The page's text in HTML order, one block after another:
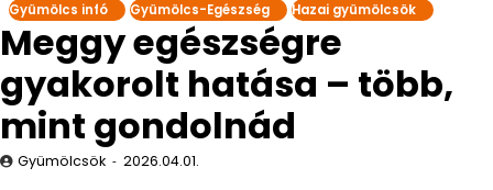
Gyümölcs infó Gyümölcs-Egészség Hazai gyümölcsök
Meggy egészségre
gyakorolt hatása – több,
mint gondolnád
Gyümölcsök 2026.04.01.